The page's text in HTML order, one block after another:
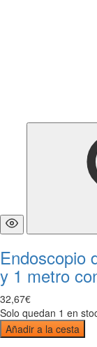
Endoscopio
y 1 metro
32,67€
Solo quedan 1 en
Añadir a la cesta